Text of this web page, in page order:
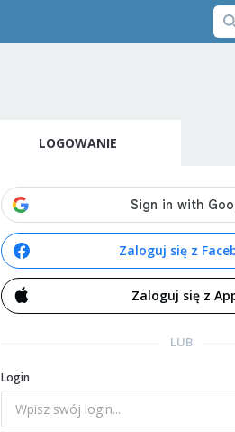
LOGOWANIE
Zaloguj się z
Zaloguj się z
LUB
Login